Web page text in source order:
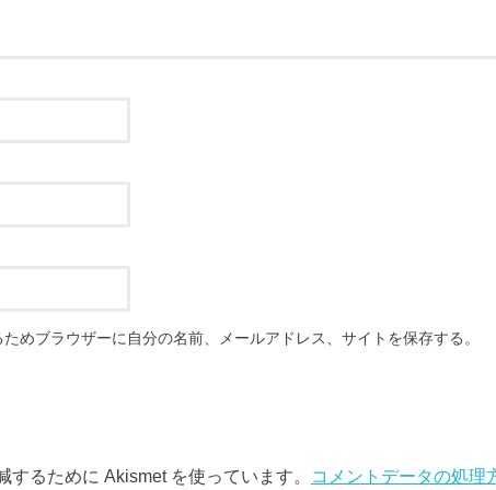
めブラウザーに自分の名前、メールアドレス、サイトを保存する。
するために Akismet を使っています。
コメントデータの処理